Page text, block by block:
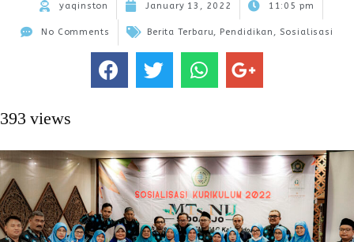
yaqinston January 13, 2022 11:05 pm
No Comments Berita Terbaru, Pendidikan ,Sosialisasi
393 views